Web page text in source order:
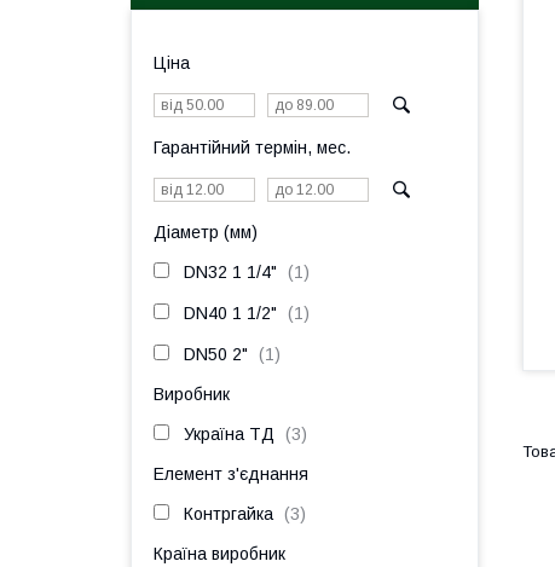
Ціна
Гарантійний термін, мес.
Діаметр (мм)
DN32 1 1/4" 1
DN40 1 1/2" 1
DN50 2" 1
Виробник
Україна ТД 3
Елемент з'єднання
Контргайка 3
Країна виробник